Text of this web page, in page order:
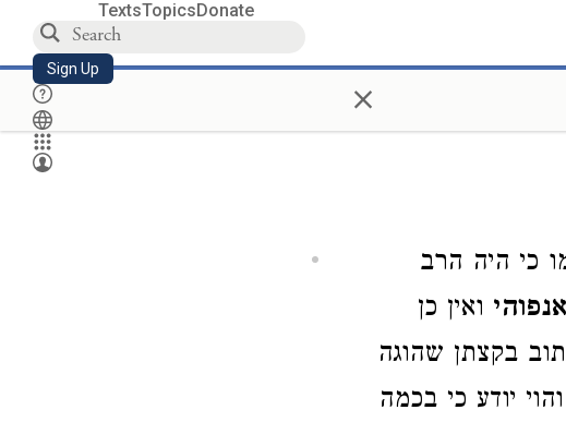
TextsTopicsDonate
Sign Up ×
כי היה הרב
ואין כן
בקצתן שהוגה
יודע כי בכמה